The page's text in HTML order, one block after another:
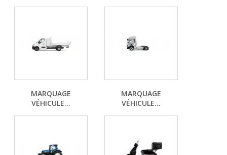
MARQUAGE
VÉHICULE...
MARQUAGE
VÉHICULE...